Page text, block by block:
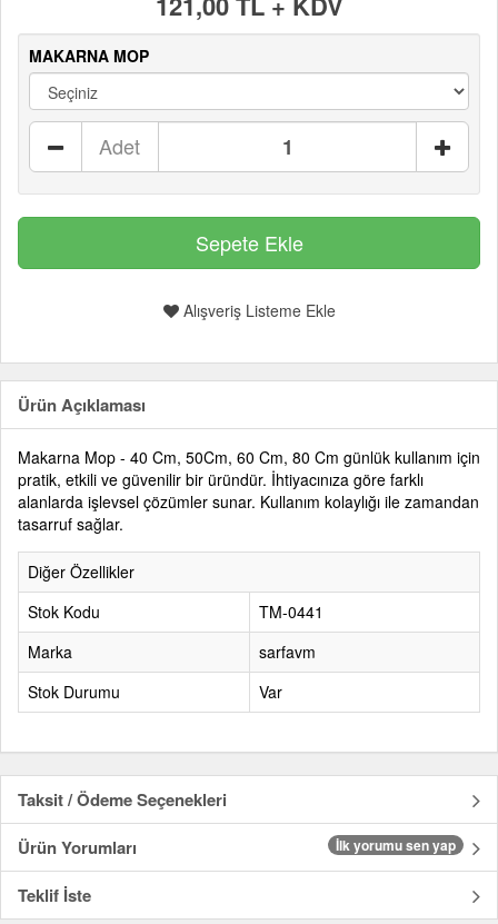
MAKARNA MOP
Adet
Alışveriş Listeme Ekle
Ürün Açıklaması
Makarna Mop - 40 Cm, 50Cm, 60 Cm, 80 Cm günlük kullanım için
pratik, etkili ve güvenilir bir üründür. İhtiyacınıza göre farklı
alanlarda işlevsel çözümler sunar. Kullanım kolaylığı ile zamandan
tasarruf sağlar.
Diğer Özellikler
Stok Kodu
TM-0441
Marka
sarfavm
Stok Durumu
Var
Taksit / Ödeme Seçenekleri
Ürün Yorumları
İlk yorumu sen yap
Teklif İste